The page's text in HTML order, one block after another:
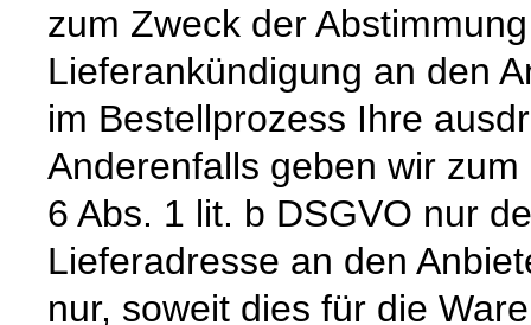
zum Zweck der
Lieferankündigung an den
im Bestellprozess Ihre
Anderenfalls geben wir
6 Abs. 1 lit. b DSGVO nur
Lieferadresse an den
nur, soweit dies für die